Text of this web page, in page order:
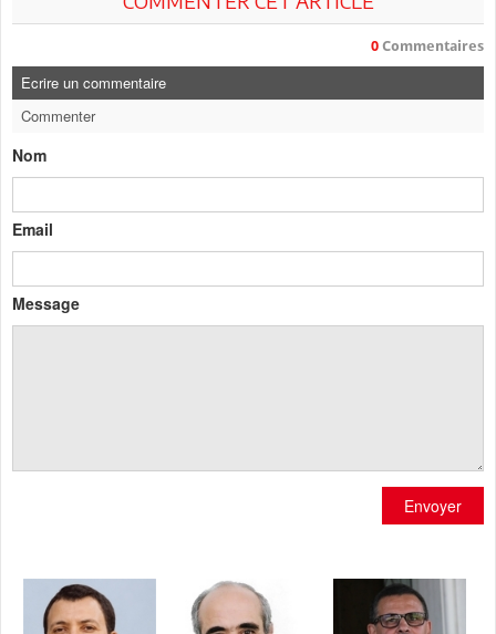
0 Commentaires
Ecrire un commentaire
Commenter
Nom
Email
Message
Envoyer